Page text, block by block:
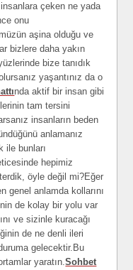
çeken ne yada
onu
aşina olduğu ve
bizlere daha yakın
bize tanıdık
yaşantınız da o
nda aktif bir insan gibi
tam tersini
insanların beden
anlamanız
ile bunları
hepimiz
öyle değil mi?Eğer
genel anlamda kollarını
de kolay bir yolu var
ve sizinle kuracağı
de ne denli ileri
gelecektir.Bu
yaratın.Sohbet